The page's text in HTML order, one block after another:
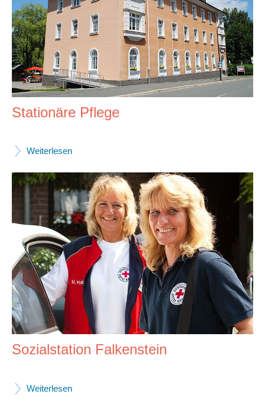
Stationäre Pflege
Weiterlesen
Sozialstation Falkenstein
Weiterlesen